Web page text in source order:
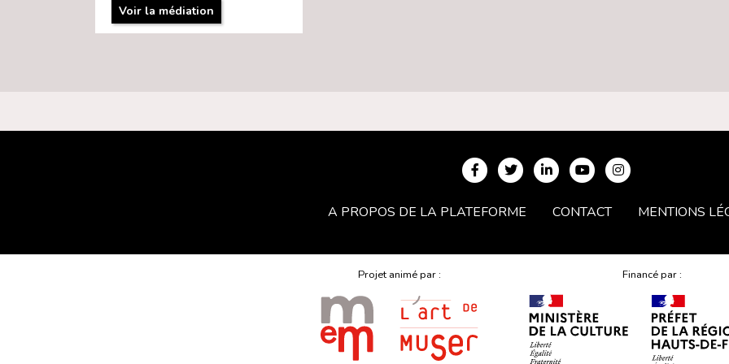
Voir la médiation
A PROPOS DE LA PLATEFORME CONTACT MENTIONS
Projet animé par : Financé par :